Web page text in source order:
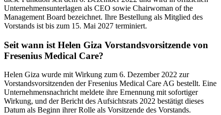
Unternehmensunterlagen als CEO sowie Chairwoman of the
Management Board bezeichnet. Ihre Bestellung als Mitglied des
Vorstands ist bis zum 15. Mai 2027 terminiert.
Seit wann ist Helen Giza Vorstandsvorsitzende von
Fresenius Medical Care?
Helen Giza wurde mit Wirkung zum 6. Dezember 2022 zur
Vorstandsvorsitzenden der Fresenius Medical Care AG bestellt. Eine
Unternehmensnachricht meldete ihre Ernennung mit sofortiger
Wirkung, und der Bericht des Aufsichtsrats 2022 bestätigt dieses
Datum als Beginn ihrer Rolle als Vorsitzende des Vorstands.